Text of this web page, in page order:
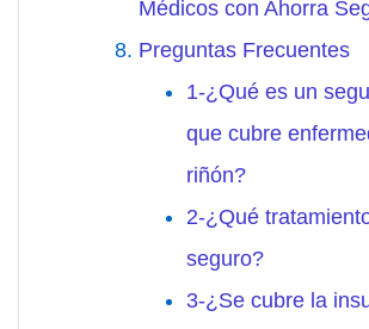
Médicos con Ahorra
Preguntas Frecuentes
1-¿Qué es un
que cubre
riñón?
2-¿Qué
seguro?
3-¿Se cubre la